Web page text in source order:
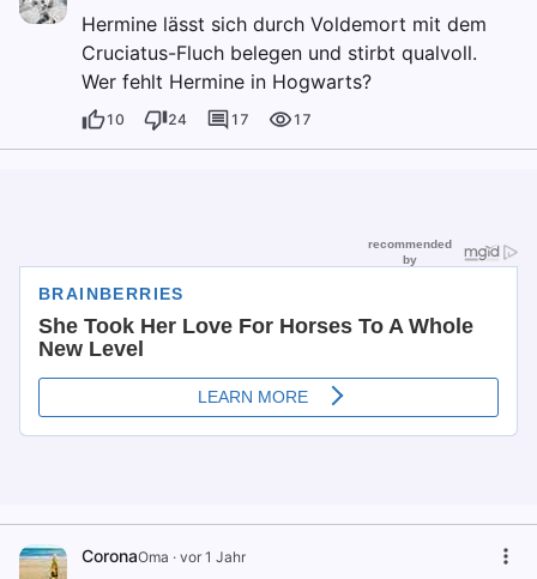
Hermine lässt sich durch Voldemort mit dem
Cruciatus-Fluch belegen und stirbt qualvoll.
Wer fehlt Hermine in Hogwarts?
10 24 17 17
CoronaOma · vor 1 Jahr